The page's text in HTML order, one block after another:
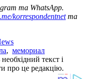
та WhatsApp.
korrespondentnetта
, мемориал
текст і
про це редакцію.